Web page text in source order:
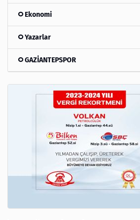
Ekonomi
Yazarlar
GAZİANTEPSPOR